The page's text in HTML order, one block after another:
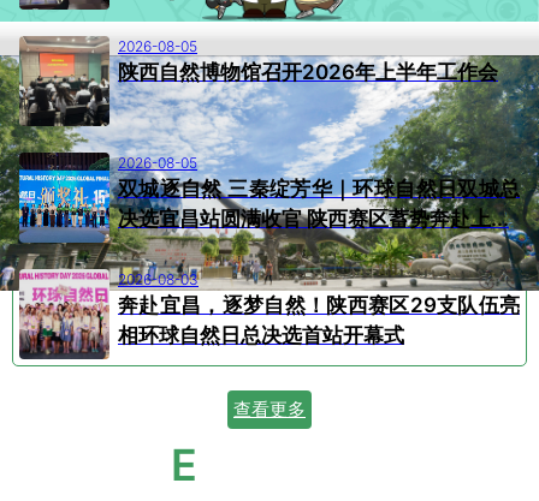
2026-08-05
陕西自然博物馆召开2026年上半年工作会
2026-08-05
双城逐自然 三秦绽芳华｜环球自然日双城总
决选宜昌站圆满收官 陕西赛区蓄势奔赴上...
2026-08-03
奔赴宜昌，逐梦自然！陕西赛区29支队伍亮
相环球自然日总决选首站开幕式
查看更多
E